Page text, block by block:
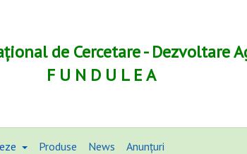
de Cercetare - Dezvoltare
F U N D U L E A
Produse News Anunțuri